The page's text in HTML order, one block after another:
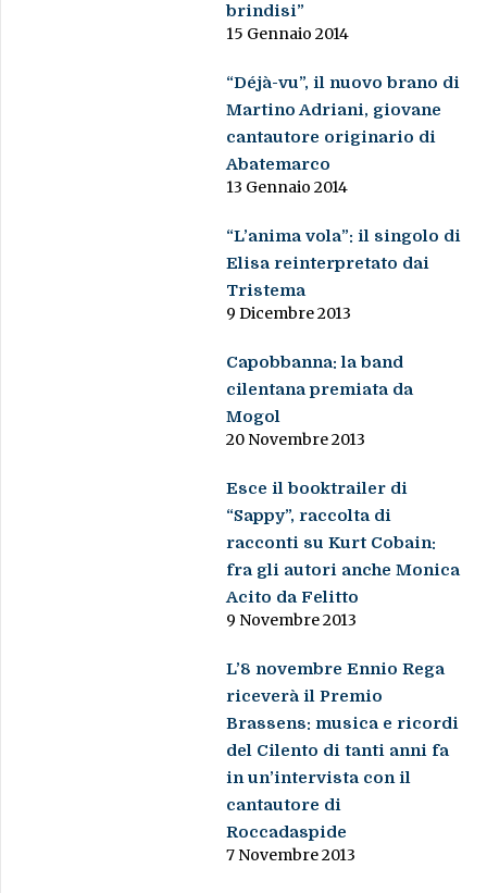
brindisi”
15 Gennaio 2014
“Déjà-vu”, il nuovo brano di
Martino Adriani, giovane
cantautore originario di
Abatemarco
13 Gennaio 2014
“L’anima vola”: il singolo di
Elisa reinterpretato dai
Tristema
9 Dicembre 2013
Capobbanna: la band
cilentana premiata da
Mogol
20 Novembre 2013
Esce il booktrailer di
“Sappy”, raccolta di
racconti su Kurt Cobain:
fra gli autori anche Monica
Acito da Felitto
9 Novembre 2013
L’8 novembre Ennio Rega
riceverà il Premio
Brassens: musica e ricordi
del Cilento di tanti anni fa
in un’intervista con il
cantautore di
Roccadaspide
7 Novembre 2013